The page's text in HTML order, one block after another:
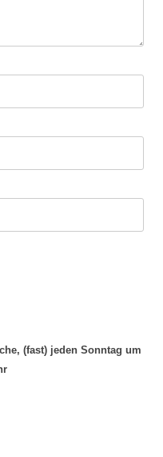
(fast) jeden Sonntag um